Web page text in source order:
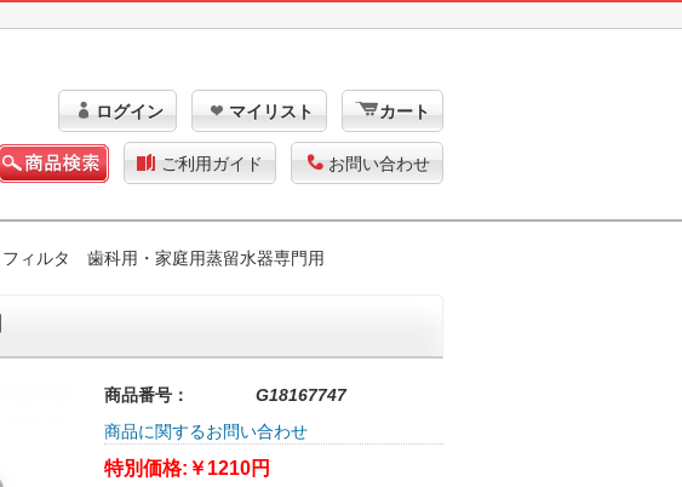
ログイン マイリスト カート
ご利用ガイド お問い合わせ
フィルタ 歯科用・家庭用蒸留水器専門用
商品番号：
G18167747
商品に関するお問い合わせ
特別価格: ￥1210円